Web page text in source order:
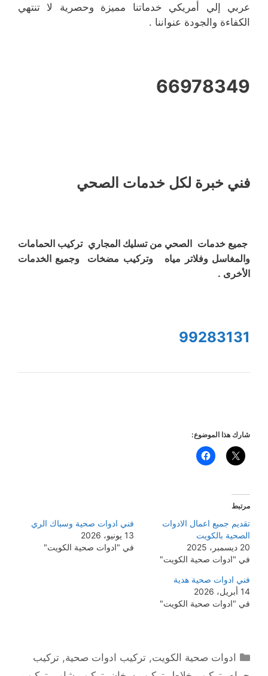
عربي إلي أمريكي خدماتنا مميزة وحصرية لا تنتهي
الكفاءة والجودة عنواننا .
66978349
فني خبرة لكل خدمات الصحي
جميع خدمات الصحي من تسليك المجاري تركيب الحمامات
والمغاسل وفلاتر مياه وتركيب مضخات وجميع الخدمات
الأخرى .
99283131
شارك هذا الموضوع:
مرتبط
تقديم جميع اعمال الادوات
الصحية بالكويت
20 ديسمبر، 2025
في "ادوات صحية الكويت"
فني ادوات صحية وسباك الري
13 يونيو، 2026
في "ادوات صحية الكويت"
فني ادوات صحية هدية
14 أبريل، 2026
في "ادوات صحية الكويت"
التصنيفات
ادوات صحية الكويت,تركيب ادوات صحية,تركيب